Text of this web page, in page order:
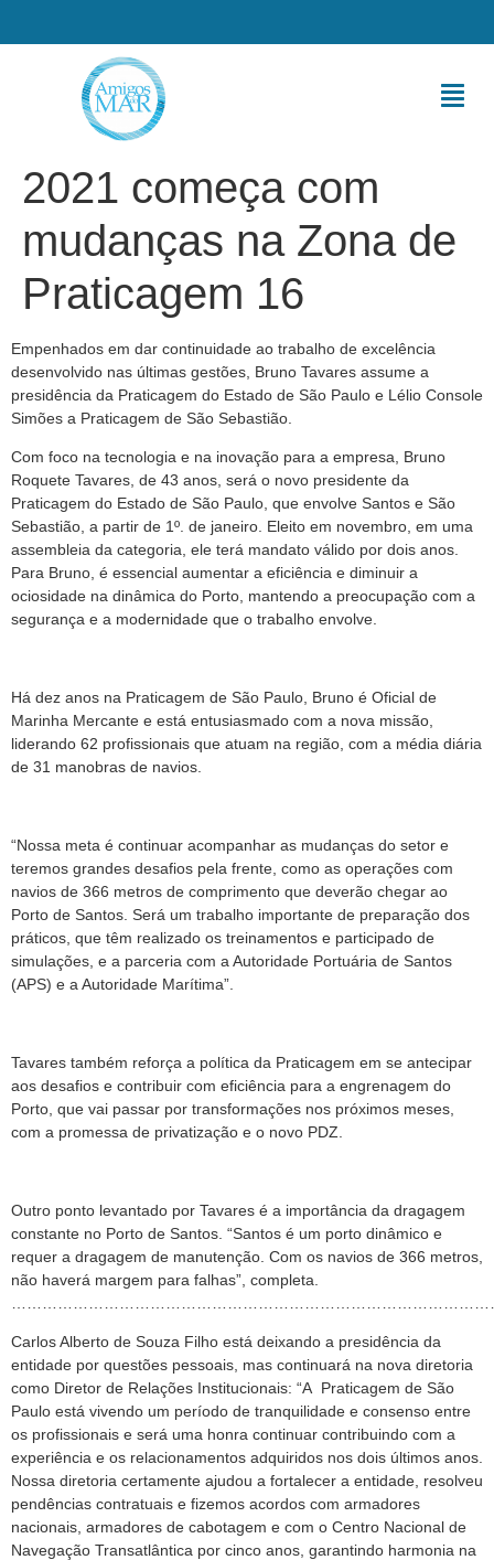
2021 começa com
mudanças na Zona de
Praticagem 16
Empenhados em dar continuidade ao trabalho de excelência
desenvolvido nas últimas gestões, Bruno Tavares assume a
presidência da Praticagem do Estado de São Paulo e Lélio Console
Simões a Praticagem de São Sebastião.
Com foco na tecnologia e na inovação para a empresa, Bruno
Roquete Tavares, de 43 anos, será o novo presidente da
Praticagem do Estado de São Paulo, que envolve Santos e São
Sebastião, a partir de 1º. de janeiro. Eleito em novembro, em uma
assembleia da categoria, ele terá mandato válido por dois anos.
Para Bruno, é essencial aumentar a eficiência e diminuir a
ociosidade na dinâmica do Porto, mantendo a preocupação com a
segurança e a modernidade que o trabalho envolve.
Há dez anos na Praticagem de São Paulo, Bruno é Oficial de
Marinha Mercante e está entusiasmado com a nova missão,
liderando 62 profissionais que atuam na região, com a média diária
de 31 manobras de navios.
“Nossa meta é continuar acompanhar as mudanças do setor e
teremos grandes desafios pela frente, como as operações com
navios de 366 metros de comprimento que deverão chegar ao
Porto de Santos. Será um trabalho importante de preparação dos
práticos, que têm realizado os treinamentos e participado de
simulações, e a parceria com a Autoridade Portuária de Santos
(APS) e a Autoridade Marítima”.
Tavares também reforça a política da Praticagem em se antecipar
aos desafios e contribuir com eficiência para a engrenagem do
Porto, que vai passar por transformações nos próximos meses,
com a promessa de privatização e o novo PDZ.
Outro ponto levantado por Tavares é a importância da dragagem
constante no Porto de Santos. “Santos é um porto dinâmico e
requer a dragagem de manutenção. Com os navios de 366 metros,
não haverá margem para falhas”, completa.
Carlos Alberto de Souza Filho está deixando a presidência da
entidade por questões pessoais, mas continuará na nova diretoria
como Diretor de Relações Institucionais: “A Praticagem de São
Paulo está vivendo um período de tranquilidade e consenso entre
os profissionais e será uma honra continuar contribuindo com a
experiência e os relacionamentos adquiridos nos dois últimos anos.
Nossa diretoria certamente ajudou a fortalecer a entidade, resolveu
pendências contratuais e fizemos acordos com armadores
nacionais, armadores de cabotagem e com o Centro Nacional de
Navegação Transatlântica por cinco anos, garantindo harmonia na